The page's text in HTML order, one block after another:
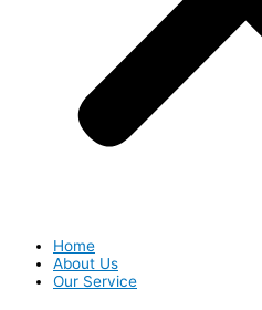
Home
About Us
Our Service